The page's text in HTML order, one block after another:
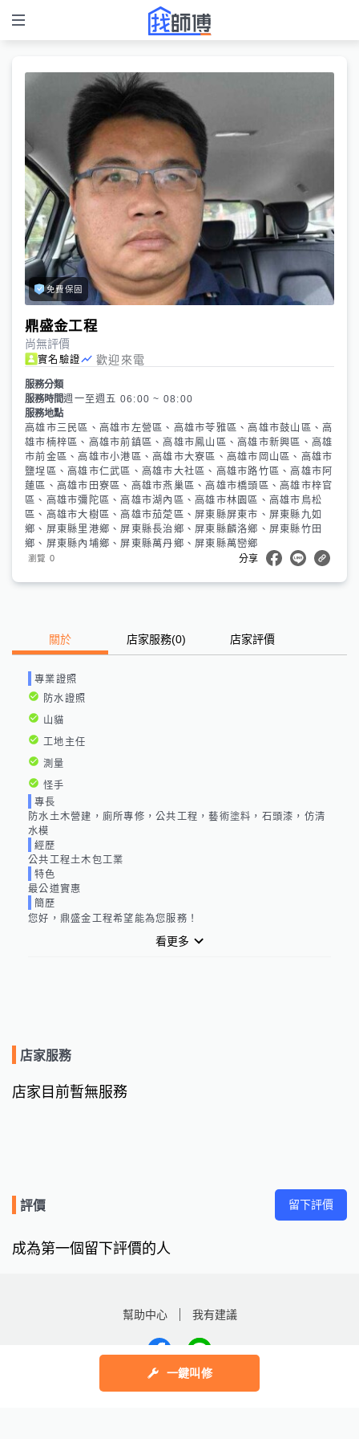
免費保固
鼎盛金工程
尚無評價
實名驗證 歡迎來電
服務分類
服務時間週一至週五 06:00 ~ 08:00
服務地點
高雄市三民區、高雄市左營區、高雄市苓雅區、高雄市鼓山區、高
雄市楠梓區、高雄市前鎮區、高雄市鳳山區、高雄市新興區、高雄
市前金區、高雄市小港區、高雄市大寮區、高雄市岡山區、高雄市
鹽埕區、高雄市仁武區、高雄市大社區、高雄市路竹區、高雄市阿
蓮區、高雄市田寮區、高雄市燕巢區、高雄市橋頭區、高雄市梓官
區、高雄市彌陀區、高雄市湖內區、高雄市林園區、高雄市鳥松
區、高雄市大樹區、高雄市茄萣區、屏東縣屏東市、屏東縣九如
鄉、屏東縣里港鄉、屏東縣長治鄉、屏東縣麟洛鄉、屏東縣竹田
鄉、屏東縣內埔鄉、屏東縣萬丹鄉、屏東縣萬巒鄉
一鍵叫修
瀏覽 0 分享
關於 店家服務(0) 店家評價
專業證照
防水證照
山貓
工地主任
測量
怪手
專長
防水土木營建，廁所專修，公共工程，藝術塗料，石頭漆，仿清
水模
經歷
公共工程土木包工業
特色
最公道實惠
簡歷
您好，鼎盛金工程希望能為您服務！
看更多
店家服務
店家目前暫無服務
評價 留下評價
成為第一個留下評價的人
幫助中心 我有建議